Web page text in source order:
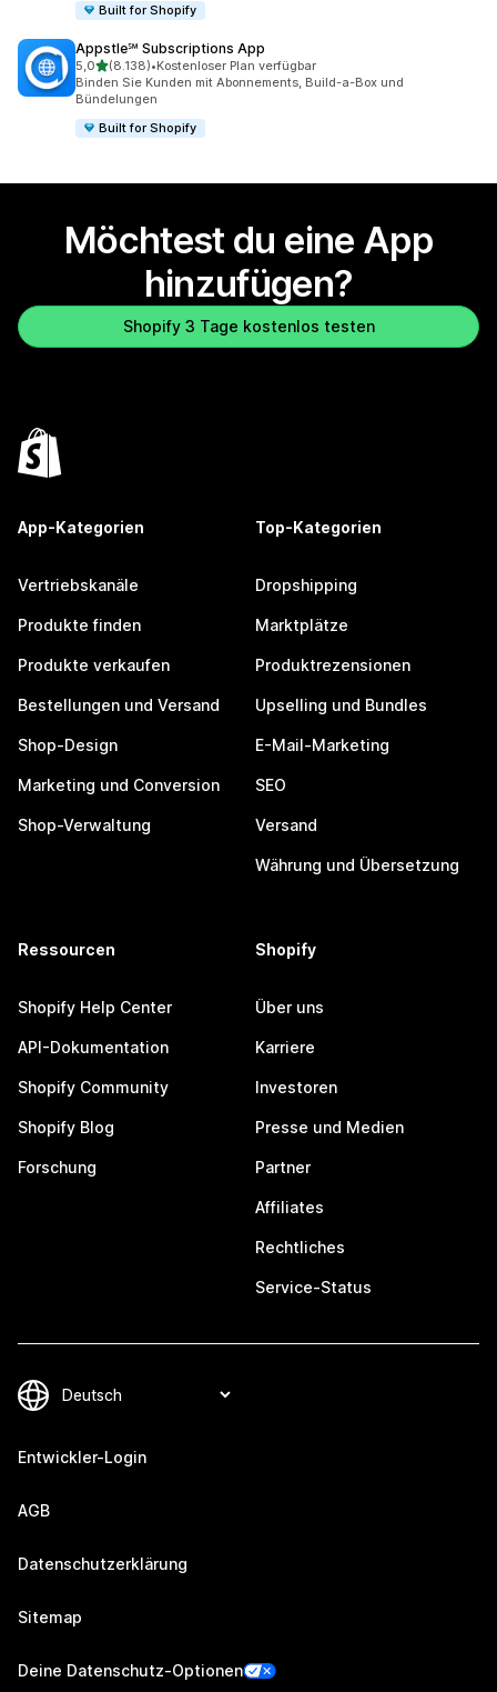
Built for Shopify
Appstle℠ Subscriptions App
5,0von 5 Sternen
(8.138)
8138 Rezensionen insgesamt
•Kostenloser Plan verfügbar
Binden Sie Kunden mit Abonnements, Build-a-Box und
Bündelungen
Built for Shopify
Möchtest du eine App
hinzufügen?
Shopify 3 Tage kostenlos testen
App-Kategorien
Vertriebskanäle
Produkte finden
Produkte verkaufen
Bestellungen und Versand
Shop-Design
Marketing und Conversion
Shop-Verwaltung
Top-Kategorien
Dropshipping
Marktplätze
Produktrezensionen
Upselling und Bundles
E-Mail-Marketing
SEO
Versand
Währung und Übersetzung
Ressourcen
Shopify Help Center
API-Dokumentation
Shopify Community
Shopify Blog
Forschung
Shopify
Über uns
Karriere
Investoren
Presse und Medien
Partner
Affiliates
Rechtliches
Service-Status
Entwickler-Login
AGB
Datenschutzerklärung
Sitemap
Deine Datenschutz-Optionen